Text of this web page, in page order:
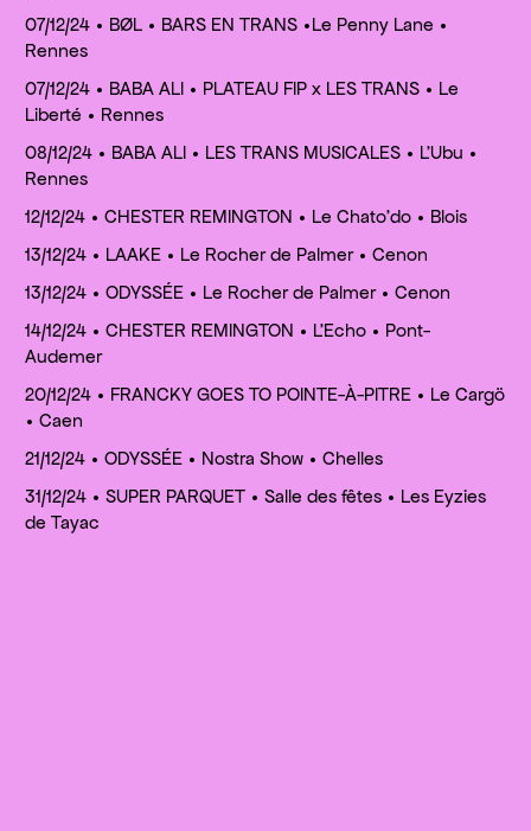
07/12/24 • BØL • BARS EN TRANS •Le Penny Lane •
Rennes
07/12/24 • BABA ALI • PLATEAU FIP x LES TRANS • Le
Liberté • Rennes
08/12/24 • BABA ALI • LES TRANS MUSICALES • L'Ubu •
Rennes
12/12/24 • CHESTER REMINGTON • Le Chato'do • Blois
13/12/24 • LAAKE • Le Rocher de Palmer • Cenon
13/12/24 • ODYSSÉE • Le Rocher de Palmer • Cenon
14/12/24 • CHESTER REMINGTON • L'Echo • Pont-
Audemer
20/12/24 • FRANCKY GOES TO POINTE-À-PITRE • Le Cargö
• Caen
21/12/24 • ODYSSÉE • Nostra Show • Chelles
31/12/24 • SUPER PARQUET • Salle des fêtes • Les Eyzies
de Tayac